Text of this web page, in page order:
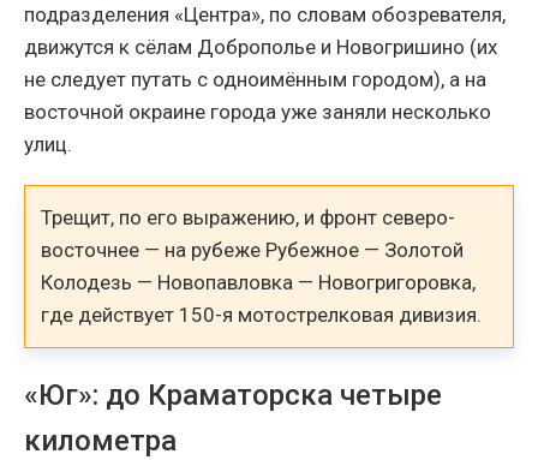
подразделения «Центра», по словам обозревателя,
движутся к сёлам Доброполье и Новогришино (их
не следует путать с одноимённым городом), а на
восточной окраине города уже заняли несколько
улиц.
Трещит, по его выражению, и фронт северо-
восточнее — на рубеже Рубежное — Золотой
Колодезь — Новопавловка — Новогригоровка,
где действует 150-я мотострелковая дивизия.
«Юг»: до Краматорска четыре
километра